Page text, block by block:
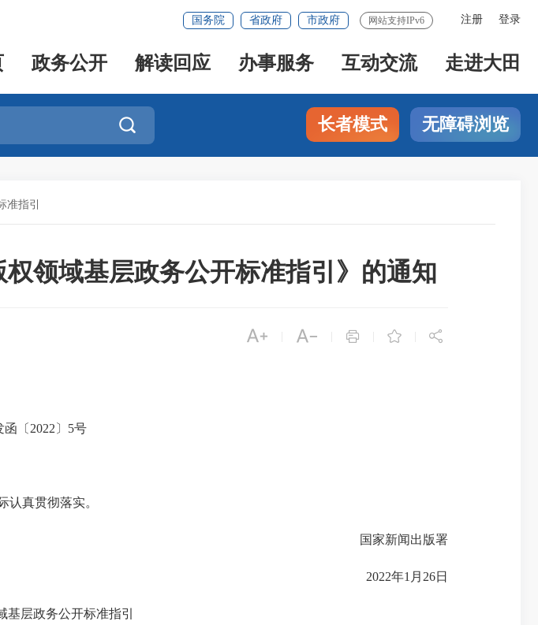
注册 登录
国务院 省政府 市政府 网站支持IPv6
政务公开 解读回应 办事服务 互动交流 走进大田
 长者模式 无障碍浏览
准指引
领域基层政务公开标准指引》的通知
    
〔2022〕5号
真贯彻落实。
国家新闻出版署
2022年1月26日
层政务公开标准指引